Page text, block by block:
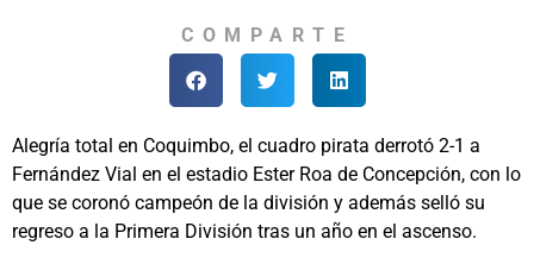
COMPARTE
Alegría total en Coquimbo, el cuadro pirata derrotó 2-1 a
Fernández Vial en el estadio Ester Roa de Concepción, con lo
que se coronó campeón de la división y además selló su
regreso a la Primera División tras un año en el ascenso.